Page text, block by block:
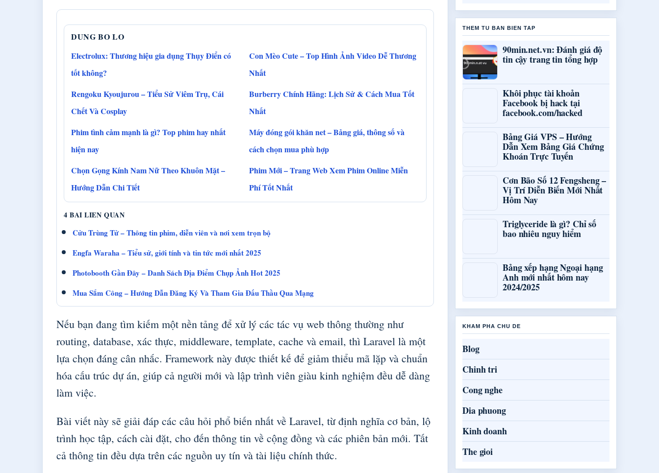
DUNG BO LO
Electrolux: Thương hiệu gia dụng Thụy Điển có
tốt không?
Con Mèo Cute – Top Hình Ảnh Video Dễ Thương
Nhất
Rengoku Kyoujurou – Tiểu Sử Viêm Trụ, Cái
Chết Và Cosplay
Burberry Chính Hãng: Lịch Sử & Cách Mua Tốt
Nhất
Phim tình cảm mạnh là gì? Top phim hay nhất
hiện nay
Máy đóng gói khăn net – Bảng giá, thông số và
cách chọn mua phù hợp
Chọn Gọng Kính Nam Nữ Theo Khuôn Mặt –
Hướng Dẫn Chi Tiết
Phim Mới – Trang Web Xem Phim Online Miễn
Phí Tốt Nhất
4 BAI LIEN QUAN
Cửu Trùng Tử – Thông tin phim, diễn viên và nơi xem trọn bộ
Engfa Waraha – Tiểu sử, giới tính và tin tức mới nhất 2025
Photobooth Gần Đây – Danh Sách Địa Điểm Chụp Ảnh Hot 2025
Mua Sắm Công – Hướng Dẫn Đăng Ký Và Tham Gia Đấu Thầu Qua Mạng
Nếu bạn đang tìm kiếm một nền tảng để xử lý các tác vụ web thông thường như
routing, database, xác thực, middleware, template, cache và email, thì Laravel là một
lựa chọn đáng cân nhắc. Framework này được thiết kế để giảm thiểu mã lặp và chuẩn
hóa cấu trúc dự án, giúp cả người mới và lập trình viên giàu kinh nghiệm đều dễ dàng
làm việc.
Bài viết này sẽ giải đáp các câu hỏi phổ biến nhất về Laravel, từ định nghĩa cơ bản, lộ
trình học tập, cách cài đặt, cho đến thông tin về cộng đồng và các phiên bản mới. Tất
cả thông tin đều dựa trên các nguồn uy tín và tài liệu chính thức.
THEM TU BAN BIEN TAP
90min.net.vn: Đánh giá độ
tin cậy trang tin tổng hợp
Khôi phục tài khoản
Facebook bị hack tại
facebook.com/hacked
Bảng Giá VPS – Hướng
Dẫn Xem Bảng Giá Chứng
Khoán Trực Tuyến
Cơn Bão Số 12 Fengsheng –
Vị Trí Diễn Biến Mới Nhất
Hôm Nay
Triglyceride là gì? Chỉ số
bao nhiêu nguy hiểm
Bảng xếp hạng Ngoại hạng
Anh mới nhất hôm nay
2024/2025
KHAM PHA CHU DE
Blog
Chinh tri
Cong nghe
Dia phuong
Kinh doanh
The gioi